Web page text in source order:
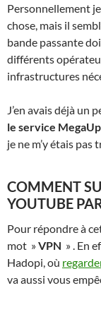
Personnellement
chose, mais il
bande passante
différents
infrastructures
J’en avais déjà un
le service
je ne m’y étais pas
COMMENT
YOUTUBE
Pour répondre à
mot »VPN » . En
Hadopi, où
va aussi vous